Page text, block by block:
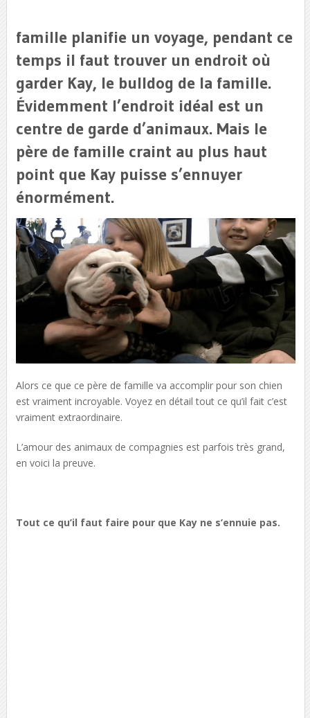
famille planifie un voyage, pendant ce
temps il faut trouver un endroit où
garder Kay, le bulldog de la famille.
Évidemment l’endroit idéal est un
centre de garde d’animaux. Mais le
père de famille craint au plus haut
point que Kay puisse s’ennuyer
énormément.
Alors ce que ce père de famille va accomplir pour son chien
est vraiment incroyable. Voyez en détail tout ce qu’il fait c’est
vraiment extraordinaire.
L’amour des animaux de compagnies est parfois très grand,
en voici la preuve.
Tout ce qu’il faut faire pour que Kay ne s’ennuie pas.